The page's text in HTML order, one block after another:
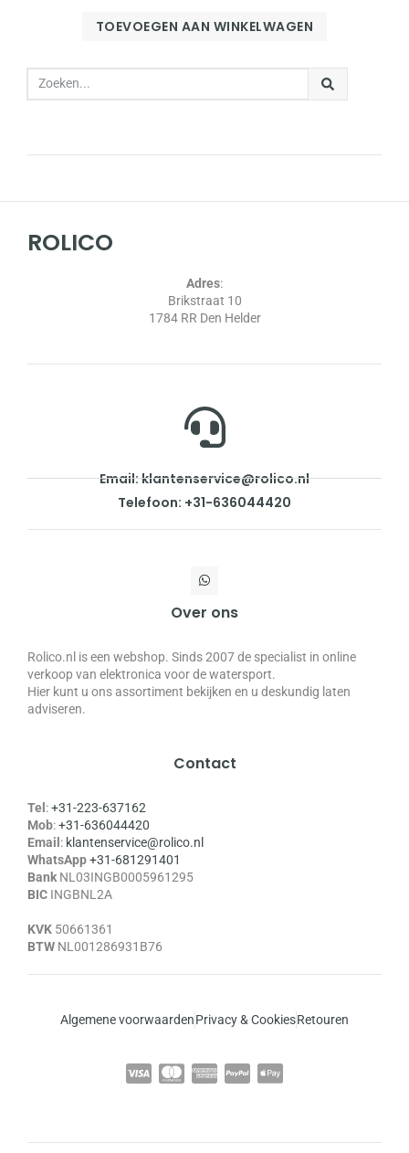
TOEVOEGEN AAN WINKELWAGEN
ROLICO
Adres:
Brikstraat 10
1784 RR Den Helder
Email: klantenservice@rolico.nl
Telefoon: +31-636044420
Over ons
Rolico.nl is een webshop. Sinds 2007 de specialist in online
verkoop van elektronica voor de watersport.
Hier kunt u ons assortiment bekijken en u deskundig laten
adviseren.
Contact
Tel :+31-223-637162
Mob:+31-636044420
Email : klantenservice@rolico.nl
WhatsApp+31-681291401
Bank NL03INGB0005961295
BIC INGBNL2A
KVK 50661361
BTW NL001286931B76
Algemene voorwaardenPrivacy & CookiesRetouren